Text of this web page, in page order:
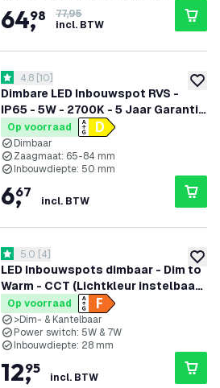
64,
98
77,95
incl. BTW
Dimbare LED Inbouwspot RVS -
IP65 - 5W - 2700K - 5 Jaar Garantie
- Geschikt voor de Badkamer
reviews drawer openen
4.8 score sterren
4.8 [10]
Op voorraad
Dimbaar
Zaagmaat: 65-84 mm
Inbouwdiepte: 50 mm
6,
67
incl. BTW
LED Inbouwspots dimbaar - Dim to
Warm - CCT (Lichtkleur instelbaar)
- 5W/7W - IP65 - Zwart - Kantelbaar
- Aluminium - 5 jaar garantie
reviews drawer openen
5 score sterren
5.0 [4]
Op voorraad
>Dim- & Kantelbaar
Power switch: 5W & 7W
Inbouwdiepte: 28 mm
12,
95
incl. BTW